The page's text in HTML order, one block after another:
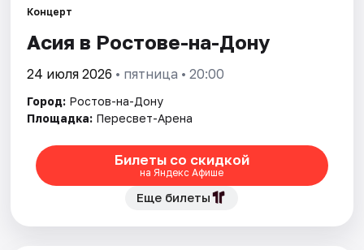
Города
Площадки
Артисты
Рейтинги
Концерт
Асия в Ростове-на-Дону
24 июля 2026 • пятница • 20:00
Город: Ростов-на-Дону
Площадка: Пересвет-Арена
Билеты со скидкой
на Яндекс Афише
Еще билеты